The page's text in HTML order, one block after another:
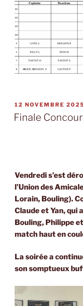
PUBLIÉ
LE
12 NOVEMBRE 2025
Finale
Vendredi s’est
l’Union des
Lorain, Bouling).
Claude et Yan,
Bouling, Philippe
match haut en
La soirée a
son somptueux